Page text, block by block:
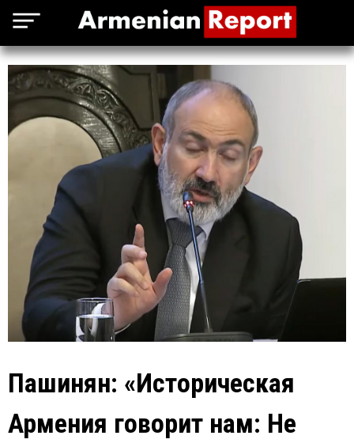
Пашинян: «Историческая
Армения говорит нам: Не